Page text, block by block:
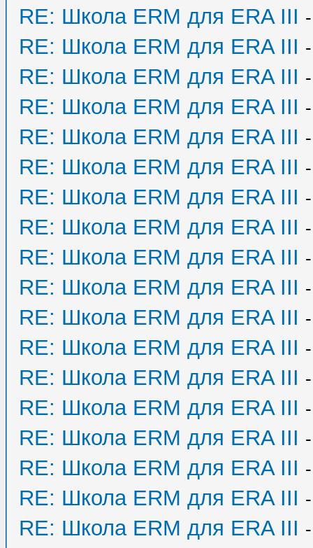
RE: Школа ERM для ERA III
RE: Школа ERM для ERA III
RE: Школа ERM для ERA III
RE: Школа ERM для ERA III
RE: Школа ERM для ERA III
RE: Школа ERM для ERA III
RE: Школа ERM для ERA III
RE: Школа ERM для ERA III
RE: Школа ERM для ERA III
RE: Школа ERM для ERA III
RE: Школа ERM для ERA III
RE: Школа ERM для ERA III
RE: Школа ERM для ERA III
RE: Школа ERM для ERA III
RE: Школа ERM для ERA III
RE: Школа ERM для ERA III
RE: Школа ERM для ERA III
RE: Школа ERM для ERA III